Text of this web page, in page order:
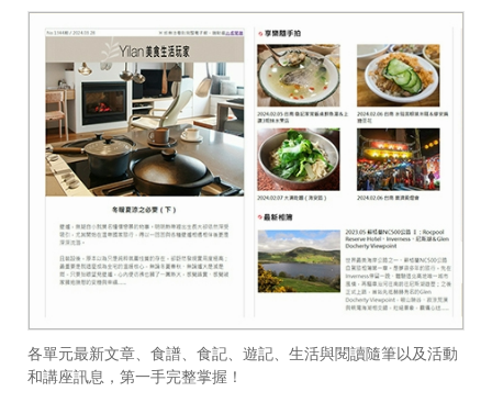
各單元最新文章、食譜、食記、遊記、生活與閱讀隨筆以及活動
和講座訊息，第一手完整掌握！